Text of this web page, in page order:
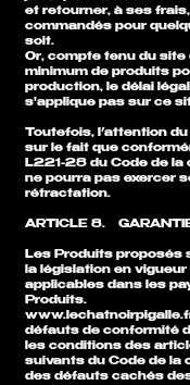
et retourner, à ses
commandés pour
soit.
Or, compte tenu du site
minimum de produits
production, le délai
s'applique pas sur ce
​Toutefois, l’attention
sur le fait que
L221-28 du Code de la
ne pourra pas exercer
rétractation.
ARTICLE 8.
Les Produits proposés
la législation en
applicables dans les
Produits.
défauts de conformité
les conditions des
suivants du Code de la
des défauts cachés